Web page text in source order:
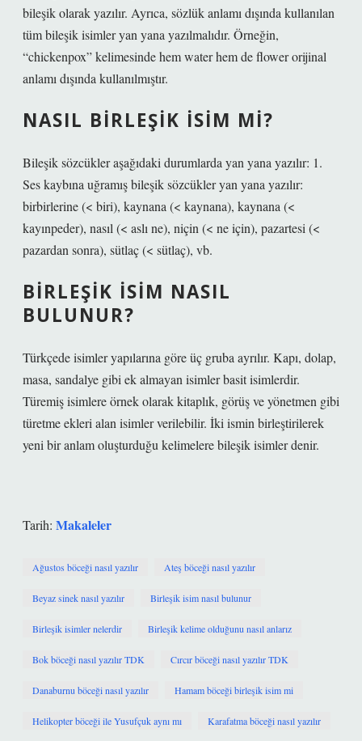
bileşik olarak yazılır. Ayrıca, sözlük anlamı dışında kullanılan
tüm bileşik isimler yan yana yazılmalıdır. Örneğin,
“chickenpox” kelimesinde hem water hem de flower orijinal
anlamı dışında kullanılmıştır.
NASIL BIRLEŞIK ISIM MI?
Bileşik sözcükler aşağıdaki durumlarda yan yana yazılır: 1.
Ses kaybına uğramış bileşik sözcükler yan yana yazılır:
birbirlerine (< biri), kaynana (< kaynana), kaynana (<
kayınpeder), nasıl (< aslı ne), niçin (< ne için), pazartesi (<
pazardan sonra), sütlaç (< sütlaç), vb.
BIRLEŞIK ISIM NASIL
BULUNUR?
Türkçede isimler yapılarına göre üç gruba ayrılır. Kapı, dolap,
masa, sandalye gibi ek almayan isimler basit isimlerdir.
Türemiş isimlere örnek olarak kitaplık, görüş ve yönetmen gibi
türetme ekleri alan isimler verilebilir. İki ismin birleştirilerek
yeni bir anlam oluşturduğu kelimelere bileşik isimler denir.
Tarih: Makaleler
Ağustos böceği nasıl yazılır Ateş böceği nasıl yazılır
Beyaz sinek nasıl yazılır Birleşik isim nasıl bulunur
Birleşik isimler nelerdir Birleşik kelime olduğunu nasıl anlarız
Bok böceği nasıl yazılır TDK Cırcır böceği nasıl yazılır TDK
Danaburnu böceği nasıl yazılır Hamam böceği birleşik isim mi
Helikopter böceği ile Yusufçuk aynı mı Karafatma böceği nasıl yazılır